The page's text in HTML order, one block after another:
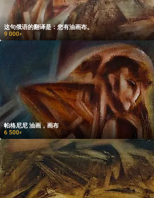
这句俄语的翻译是：您有油画布。
9 000₽
帕格尼尼 油画，画布
6 500₽